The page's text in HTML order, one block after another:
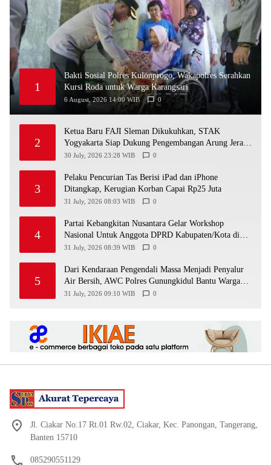
1
Bakti Sosial Polres Kulonprogo, Wakapolres Serahkan
Kursi Roda untuk Warga Karangsari
6 August, 2026 14:00 WIB 0
2
Ketua Baru FAJI Sleman Dikukuhkan, STAK
Yogyakarta Siap Dukung Pengembangan Arung Jeram
DIY
30 July, 2026 23:28 WIB 0
3
Pelaku Pencurian Tas Berisi iPad dan iPhone
Ditangkap, Kerugian Korban Capai Rp25 Juta
31 July, 2026 08:03 WIB 0
4
Partai Kebangkitan Nusantara Gelar Workshop
Nasional Untuk Anggota DPRD Kabupaten/Kota di
Yogyakarta
31 July, 2026 08:39 WIB 0
5
Dari Kendaraan Pengendali Massa Menjadi Penyalur
Air Bersih, AWC Polres Gunungkidul Bantu Warga
Kekeringan
31 July, 2026 09:10 WIB 0
Jl. Ciakar No.17 Rt.01 Rw.02, Ciakar, Kec. Panongan, Tangerang,
Banten 15710
085290551129